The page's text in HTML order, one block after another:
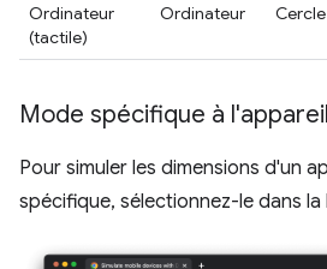
Ordinateur
(tactile)
Ordinateur Cercle
Mode spécifique à l'appareil
Pour simuler les dimensions d'un
spécifique, sélectionnez-le dans la